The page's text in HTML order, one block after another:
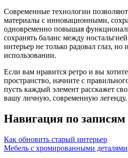
Современные технологии
материалы с инновационными,
одновременно повышая
сохранять баланс между
интерьер не только радовал глаз,
использовании.
Если вам нравится ретро и вы хотите
пространство, начните с
пусть каждый элемент расскажет
вашу личную, современную легенду.
Навигация по записям
Как обновить старый интерьер
Мебель с хромированными деталями